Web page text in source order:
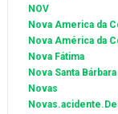
NOV
Nova America da
Nova América da
Nova Fátima
Nova Santa Bárbara
Novas